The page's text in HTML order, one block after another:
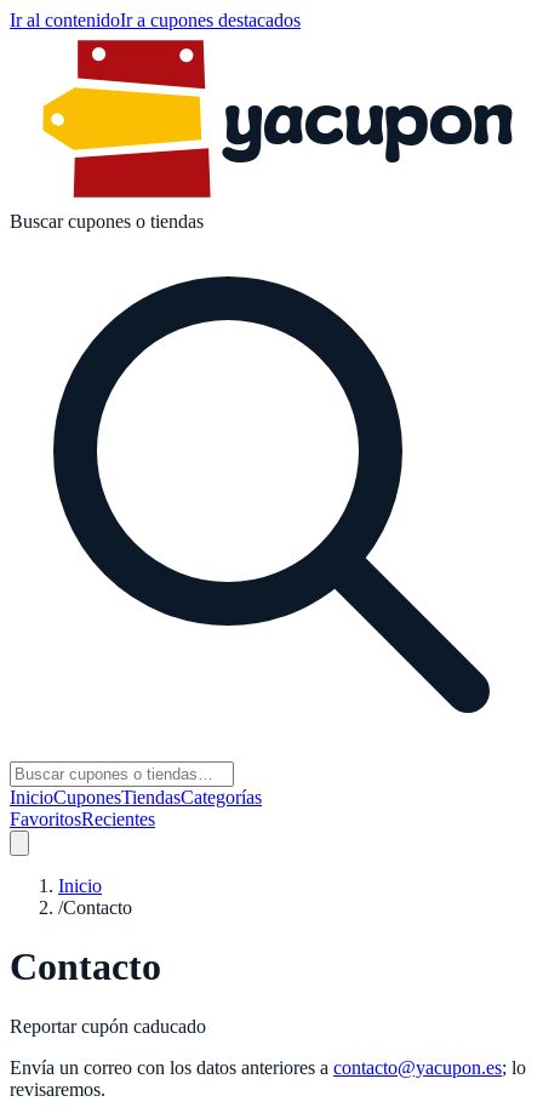
Ir al contenidoIr a cupones destacados
yacupon
Buscar cupones o tiendas
InicioCuponesTiendasCategorías
FavoritosRecientes
Inicio
/Contacto
Contacto
Reportar cupón caducado
Envía un correo con los datos anteriores a contacto@yacupon.es; lo
revisaremos.